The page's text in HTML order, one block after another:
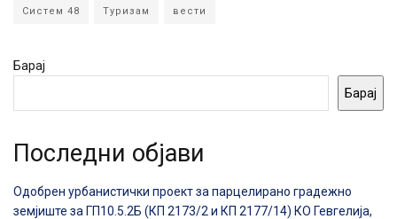
Систем 48 Туризам вести
Барај
Барај
Последни објави
Одобрен урбанистички проект за парцелирано градежно
земјиште за ГП10.5.2Б (КП 2173/2 и КП 2177/14) КО Гевгелија,